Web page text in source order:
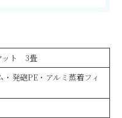
ット 3畳
・発砲PE・アルミ蒸着フィ